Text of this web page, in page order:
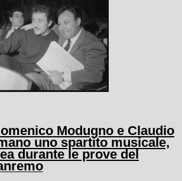
Modugno e Claudio
uno spartito musicale,
durante le prove del